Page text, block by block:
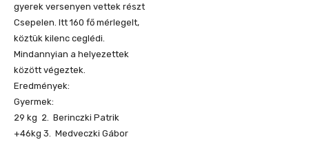
gyerek versenyen vettek részt
Csepelen. Itt 160 fő mérlegelt,
köztük kilenc ceglédi.
Mindannyian a helyezettek
között végeztek.
Eredmények:
Gyermek:
29 kg 2. Berinczki Patrik
+46kg 3. Medveczki Gábor